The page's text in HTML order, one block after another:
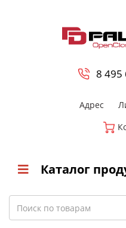
8 495
Адрес
Каталог
Search